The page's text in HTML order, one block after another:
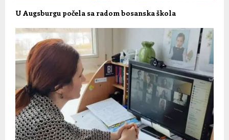
U Augsburgu počela sa radom bosanska škola